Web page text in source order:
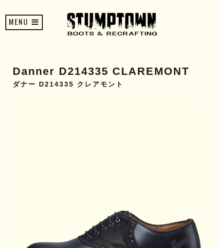
MENU
Danner D214335 CLAREMONT
ダナー D214335 クレアモント